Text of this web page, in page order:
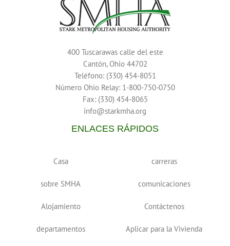
400 Tuscarawas calle del este
Cantón, Ohio 44702
Teléfono: (330) 454-8051
Número Ohio Relay: 1-800-750-0750
Fax: (330) 454-8065
info@starkmha.org
ENLACES RÁPIDOS
Casa
sobre SMHA
Alojamiento
departamentos
carreras
comunicaciones
Contáctenos
Aplicar para la Vivienda